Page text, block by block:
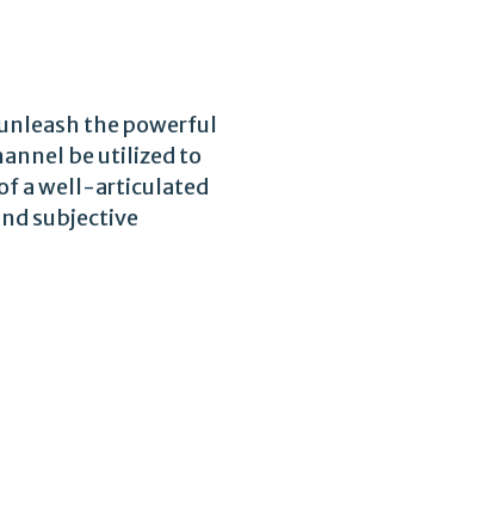
the powerful
be utilized to
a well-articulated
subjective